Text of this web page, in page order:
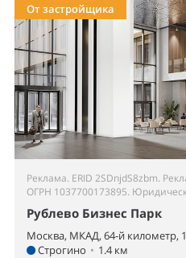
От застройщика
Реклама. ERID 2SDnjdS8zbm.
ОГРН 1037700173895.
Рублево Бизнес Парк
Москва, МКАД, 64-й километр, 1
Строгино • 1.4 км